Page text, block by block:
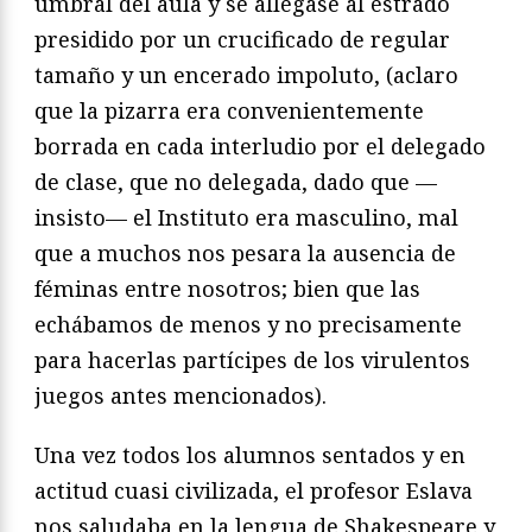
presidido por un crucificado de regular
tamaño y un encerado impoluto, (aclaro
que la pizarra era convenientemente
borrada en cada interludio por el delegado
de clase, que no delegada, dado que —
insisto— el Instituto era masculino, mal
que a muchos nos pesara la ausencia de
féminas entre nosotros; bien que las
echábamos de menos y no precisamente
para hacerlas partícipes de los virulentos
juegos antes mencionados).
Una vez todos los alumnos sentados y en
actitud cuasi civilizada, el profesor Eslava